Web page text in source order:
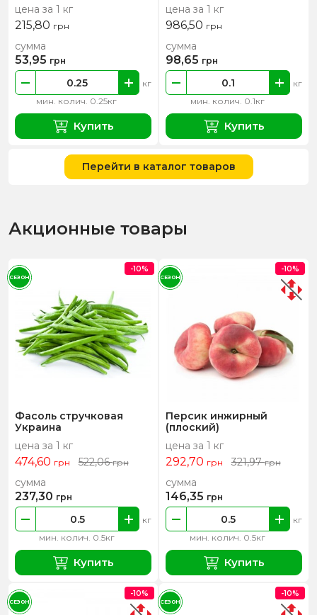
цена за 1 кг
215,80 грн
мин. колич. 0.25кг
кг
сумма
53,95 грн
Купить
цена за 1 кг
986,50 грн
мин. колич. 0.1кг
кг
сумма
98,65 грн
Купить
Перейти в каталог товаров
Акционные товары
Фасоль стручковая
Украина
цена за 1 кг
474,60 грн 522,06грн
мин. колич. 0.5кг
кг
сумма
237,30 грн
Купить
-10%
СЕЗОН
Персик инжирный
(плоский)
цена за 1 кг
292,70 грн 321,97грн
мин. колич. 0.5кг
кг
сумма
146,35 грн
Купить
-10%
СЕЗОН
-10%
СЕЗОН
-10%
СЕЗОН